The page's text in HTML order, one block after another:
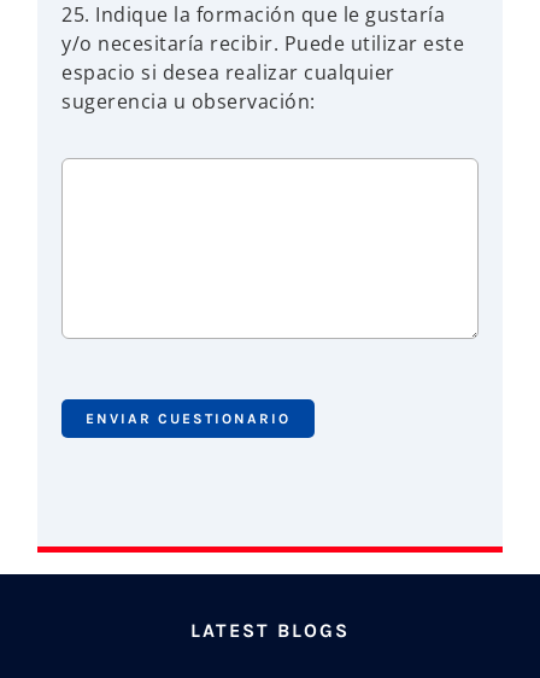
25. Indique la formación que le gustaría
y/o necesitaría recibir. Puede utilizar este
espacio si desea realizar cualquier
sugerencia u observación:
LATEST BLOGS